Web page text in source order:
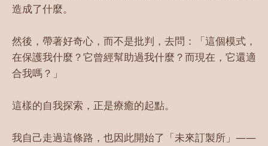
造成了什麼。
然後，帶著好奇心，而不是批判，去問：「這個模式，
在保護我什麼？它曾經幫助過我什麼？而現在，它還適
合我嗎？」
這樣的自我探索，正是療癒的起點。
我自己走過這條路，也因此開始了「未來訂製所」——